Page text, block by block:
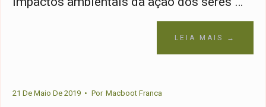
LEIA MAIS →
21 De Maio De 2019 • Por Macboot Franca